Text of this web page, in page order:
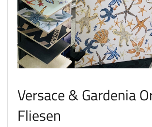
Versace & Gardenia
Fliesen